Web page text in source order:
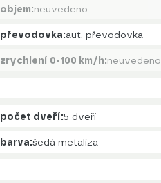
objem:neuvedeno
převodovka:aut. převodovka
zrychlení 0-100 km/h:neuvedeno
počet dveří:5 dveří
barva:šedá metalíza